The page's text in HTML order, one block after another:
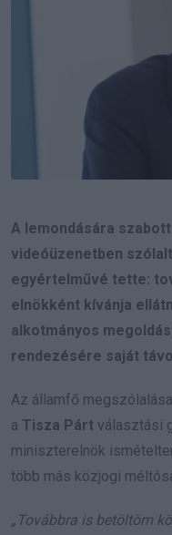
A lemondására
videóüzenetben
egyértelművé tette:
elnökként kívánja
alkotmányos
rendezésére saját
Az államfő
a Tisza Párt választási
miniszterelnök
több más közjogi
„Továbbra is betöltöm